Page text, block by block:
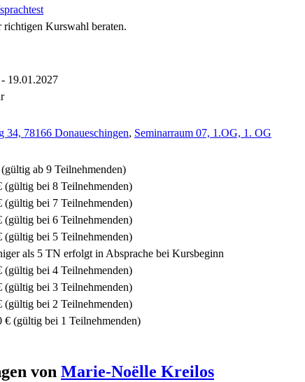
Kurswahl beraten.
19.01.2027
34, 78166 Donaueschingen, Seminarraum 07, 1.OG, 1. OG
ab 9 Teilnehmenden)
bei 8 Teilnehmenden)
bei 7 Teilnehmenden)
bei 6 Teilnehmenden)
bei 5 Teilnehmenden)
als 5 TN erfolgt in Absprache bei Kursbeginn
bei 4 Teilnehmenden)
bei 3 Teilnehmenden)
bei 2 Teilnehmenden)
(gültig bei 1 Teilnehmenden)
von Marie-Noëlle Kreilos